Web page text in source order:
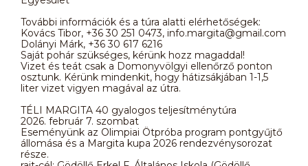
További információk és a túra alatti elérhetőségek:
Kovács Tibor, +36 30 251 0473, info.margita@gmail.com
Dolányi Márk, +36 30 617 6216
Saját pohár szükséges, kérünk hozz magaddal!
Vizet és teát csak a Domonyvölgyi ellenőrző ponton
osztunk. Kérünk mindenkit, hogy hátizsákjában 1-1,5
liter vizet vigyen magával az útra.
TÉLI MARGITA 40 gyalogos teljesítménytúra
2026. február 7. szombat
Eseményünk az Olimpiai Ötpróba program pontgyűjtő
állomása és a Margita kupa 2026 rendezvénysorozat
része.